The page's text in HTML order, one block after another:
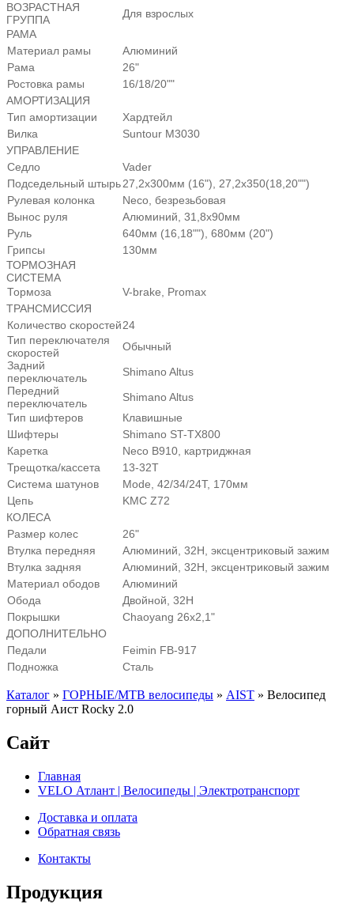
ВОЗРАСТНАЯ
ГРУППА
Для взрослых
РАМА
Материал рамы
Алюминий
Рама
26"
Ростовка рамы
16/18/20""
АМОРТИЗАЦИЯ
Тип амортизации
Хардтейл
Вилка
Suntour M3030
УПРАВЛЕНИЕ
Седло
Vader
Подседельный штырь27,2х300мм (16"), 27,2х350(18,20"")
Рулевая колонка
Neco, безрезьбовая
Вынос руля
Алюминий, 31,8х90мм
Руль
640мм (16,18""), 680мм (20")
Грипсы
130мм
ТОРМОЗНАЯ
СИСТЕМА
Тормоза
V-brake, Promax
ТРАНСМИССИЯ
Количество скоростей24
Тип переключателя
скоростей
Обычный
Задний
переключатель
Shimano Altus
Передний
переключатель
Shimano Altus
Тип шифтеров
Клавишные
Шифтеры
Shimano ST-TX800
Каретка
Neco B910, картриджная
Трещотка/кассета
13-32Т
Система шатунов
Mode, 42/34/24Т, 170мм
Цепь
KMC Z72
КОЛЕСА
Размер колес
26"
Втулка передняя
Алюминий, 32H, эксцентриковый зажим
Втулка задняя
Алюминий, 32H, эксцентриковый зажим
Материал ободов
Алюминий
Обода
Двойной, 32Н
Покрышки
Chaoyang 26х2,1"
ДОПОЛНИТЕЛЬНО
Педали
Feimin FB-917
Подножка
Сталь
Каталог » ГОРНЫЕ/MTB велосипеды » AIST » Велосипед
горный Аист Rocky 2.0
Сайт
Главная
VELO Атлант | Велосипеды | Электротранспорт
Доставка и оплата
Обратная связь
Контакты
Продукция